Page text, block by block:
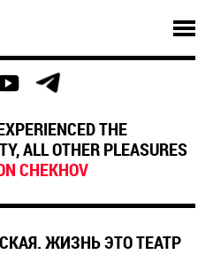
THE
ALL OTHER PLEASURES
CHEKHOV
ЖИЗНЬ ЭТО ТЕАТР